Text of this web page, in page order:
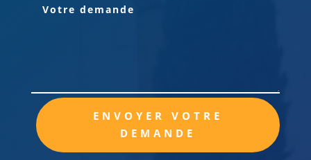
ENVOYER VOTRE
DEMANDE
Alternative: